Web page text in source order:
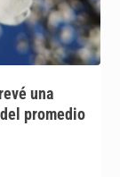
una
promedio